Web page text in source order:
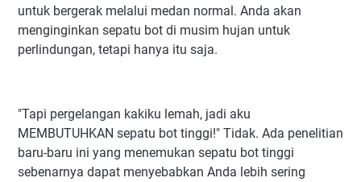
untuk bergerak melalui medan normal. Anda akan
menginginkan sepatu bot di musim hujan untuk
perlindungan, tetapi hanya itu saja.
"Tapi pergelangan kakiku lemah, jadi aku
MEMBUTUHKAN sepatu bot tinggi!" Tidak. Ada penelitian
baru-baru ini yang menemukan sepatu bot tinggi
sebenarnya dapat menyebabkan Anda lebih sering